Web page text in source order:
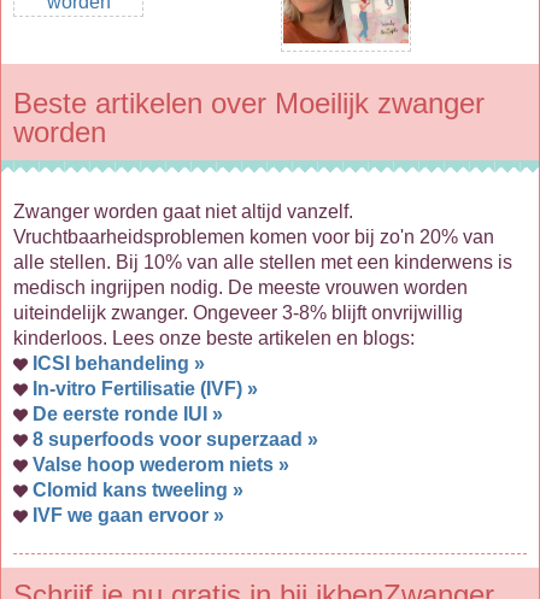
Beste artikelen over Moeilijk zwanger
worden
Zwanger worden gaat niet altijd vanzelf.
Vruchtbaarheidsproblemen komen voor bij zo'n 20% van
alle stellen. Bij 10% van alle stellen met een kinderwens is
medisch ingrijpen nodig. De meeste vrouwen worden
uiteindelijk zwanger. Ongeveer 3-8% blijft onvrijwillig
kinderloos. Lees onze beste artikelen en blogs:
ICSI behandeling »
In-vitro Fertilisatie (IVF) »
De eerste ronde IUI »
8 superfoods voor superzaad »
Valse hoop wederom niets »
Clomid kans tweeling »
IVF we gaan ervoor »